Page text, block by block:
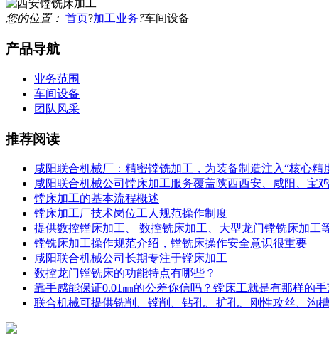
您的位置： 首页?加工业务?车间设备
产品导航
业务范围
车间设备
团队风采
推荐阅读
咸阳联合机械厂：精密镗铣加工，为装备制造注入“核心精
咸阳联合机械公司镗床加工服务覆盖陕西西安、咸阳、宝
镗床加工的基本流程概述
镗床加工厂技术岗位工人规范操作制度
提供数控镗床加工、 数控铣床加工、大型龙门镗铣床加工
镗铣床加工操作规范介绍，镗铣床操作安全意识很重要
咸阳联合机械公司长期专注于镗床加工
数控龙门镗铣床的功能特点有哪些？
靠手感能保证0.01㎜的公差你信吗？镗床工就是有那样的手
联合机械可提供铣削、镗削、钻孔、扩孔、刚性攻丝、沟